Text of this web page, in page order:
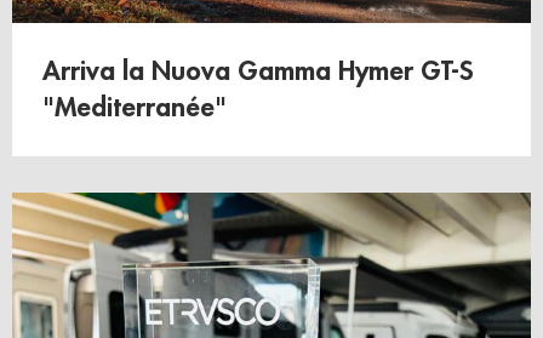
Arriva la Nuova Gamma Hymer GT-S
"Mediterranée"